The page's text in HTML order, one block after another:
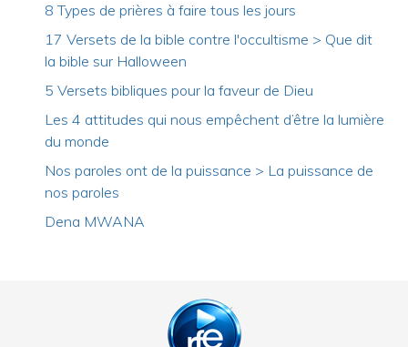
8 Types de prières à faire tous les jours
17 Versets de la bible contre l'occultisme > Que dit
la bible sur Halloween
5 Versets bibliques pour la faveur de Dieu
Les 4 attitudes qui nous empêchent d’être la lumière
du monde
Nos paroles ont de la puissance > La puissance de
nos paroles
Dena MWANA